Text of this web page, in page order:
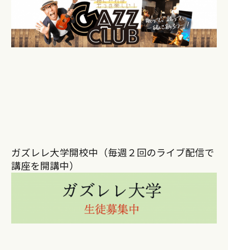
ガズレレ大学開校中（毎週２回のライブ配信で
講座を開講中）